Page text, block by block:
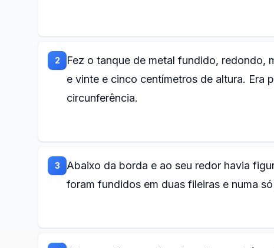
2
Fez o tanque de metal fundido, redondo,
e vinte e cinco centímetros de altura. Era
circunferência.
3
Abaixo da borda e ao seu redor havia
foram fundidos em duas fileiras e numa